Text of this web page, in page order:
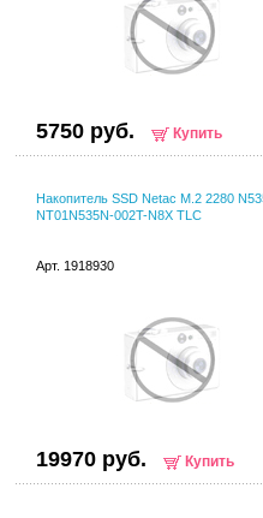
5750 руб. Купить
Накопитель SSD Netac M.2 2280
NT01N535N-002T-N8X TLC
Арт. 1918930
19970 руб. Купить